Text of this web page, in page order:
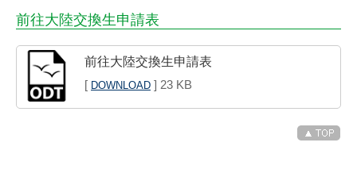
前往大陸交換生申請表
前往大陸交換生申請表
[ DOWNLOAD ] 23 KB